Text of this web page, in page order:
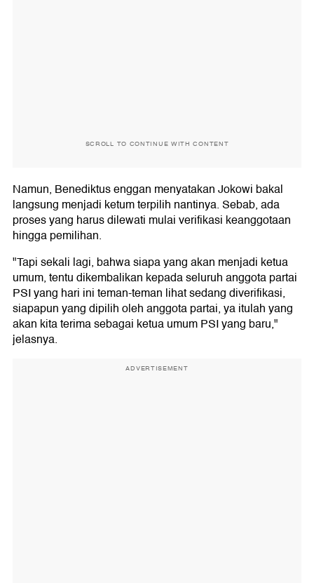
SCROLL TO CONTINUE WITH CONTENT
Namun, Benediktus enggan menyatakan Jokowi bakal
langsung menjadi ketum terpilih nantinya. Sebab, ada
proses yang harus dilewati mulai verifikasi keanggotaan
hingga pemilihan.
"Tapi sekali lagi, bahwa siapa yang akan menjadi ketua
umum, tentu dikembalikan kepada seluruh anggota partai
PSI yang hari ini teman-teman lihat sedang diverifikasi,
siapapun yang dipilih oleh anggota partai, ya itulah yang
akan kita terima sebagai ketua umum PSI yang baru,"
jelasnya.
ADVERTISEMENT